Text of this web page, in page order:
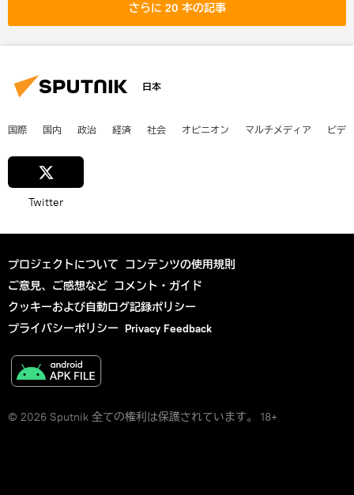
さらに 20 本の記事
日本
国際 国内 政治 経済 社会 オピニオン マルチメディア ビデ
Twitter
プロジェクトについて コンテンツの使用規則
ご意見、ご感想など コメント・ガイド
クッキーおよび自動ログ記録ポリシー
プライバシーポリシー Privacy Feedback
© 2026 Sputnik 全ての権利は保護されています。 18+